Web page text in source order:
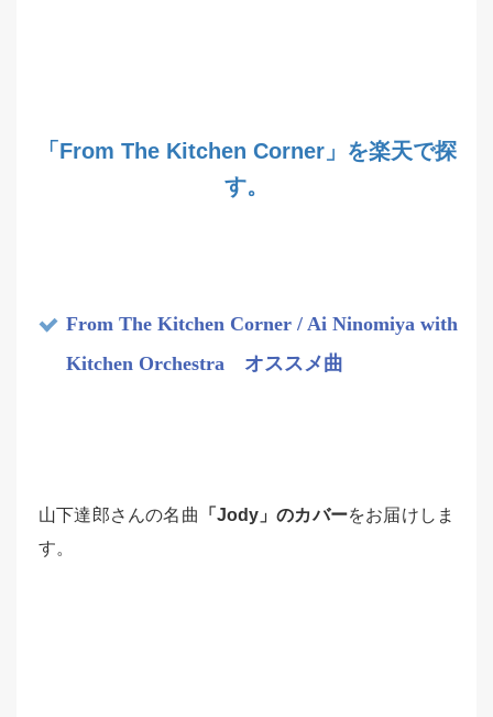
「From The Kitchen Corner」を楽天で探
す。
From The Kitchen Corner / Ai Ninomiya with
Kitchen Orchestra オススメ曲
山下達郎さんの名曲 「Jody」のカバーをお届けしま
す。